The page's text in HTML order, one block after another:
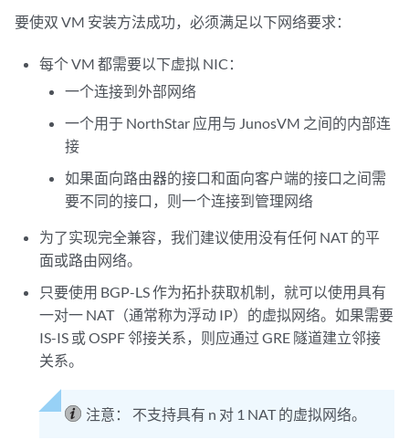
要使双 VM 安装方法成功，必须满足以下网络要求：
每个 VM 都需要以下虚拟 NIC：
一个连接到外部网络
一个用于 NorthStar 应用与 JunosVM 之间的内部连
接
如果面向路由器的接口和面向客户端的接口之间需
要不同的接口，则一个连接到管理网络
为了实现完全兼容，我们建议使用没有任何 NAT 的平
面或路由网络。
只要使用 BGP-LS 作为拓扑获取机制，就可以使用具有
一对一 NAT（通常称为浮动 IP）的虚拟网络。如果需要
IS-IS 或 OSPF 邻接关系，则应通过 GRE 隧道建立邻接
关系。
注意： 不支持具有 n 对 1 NAT 的虚拟网络。